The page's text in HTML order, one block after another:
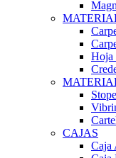
Hoja
CAJAS
Caja